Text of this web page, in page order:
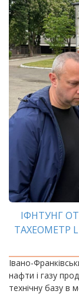
ІФНТУНГ
ТАХЕОМЕТР
Івано-
нафти і газу
технічну базу в